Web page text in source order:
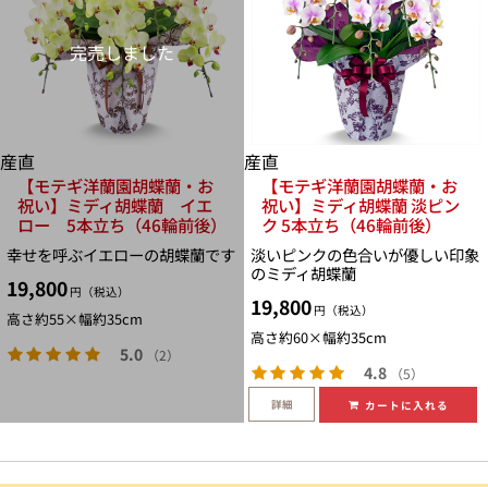
産直
【モテギ洋蘭園胡蝶蘭・お
祝い】ミディ胡蝶蘭 イエ
ロー 5本立ち（46輪前後）
幸せを呼ぶイエローの胡蝶蘭です
19,800 円（税込）
高さ約55×幅約35cm
5.0 （2）
完売しました
産直
【モテギ洋蘭園胡蝶蘭・お
祝い】ミディ胡蝶蘭 淡ピン
ク 5本立ち（46輪前後）
淡いピンクの色合いが優しい印象
のミディ胡蝶蘭
19,800 円（税込）
高さ約60×幅約35cm
4.8 （5）
詳細 カートに入れる